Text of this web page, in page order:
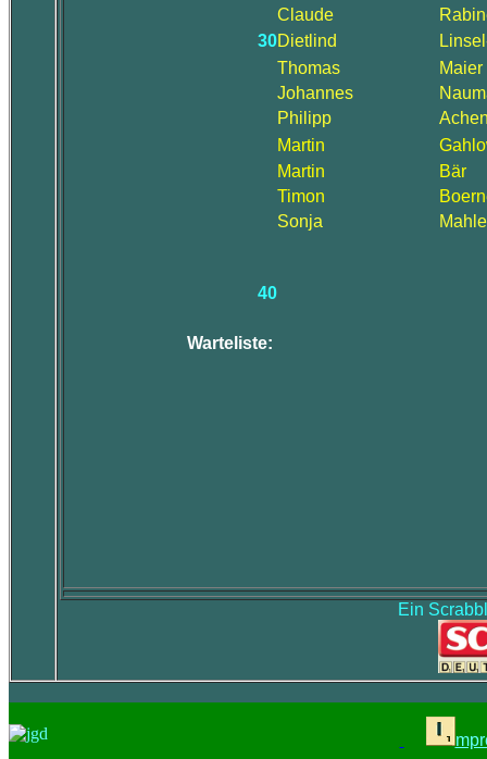
Claude
30Dietlind
Thomas
Maier
Johannes
Philipp
Martin
Martin
Bär
Timon
Sonja
40
Warteliste:
Ein